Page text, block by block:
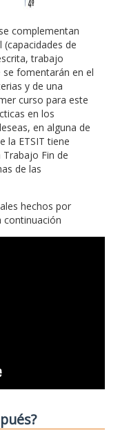
complementan
de
trabajo
fomentarán en el
y de una
curso para este
en los
en alguna de
la ETSIT tiene
Trabajo Fin de
de las
hechos por
continuación